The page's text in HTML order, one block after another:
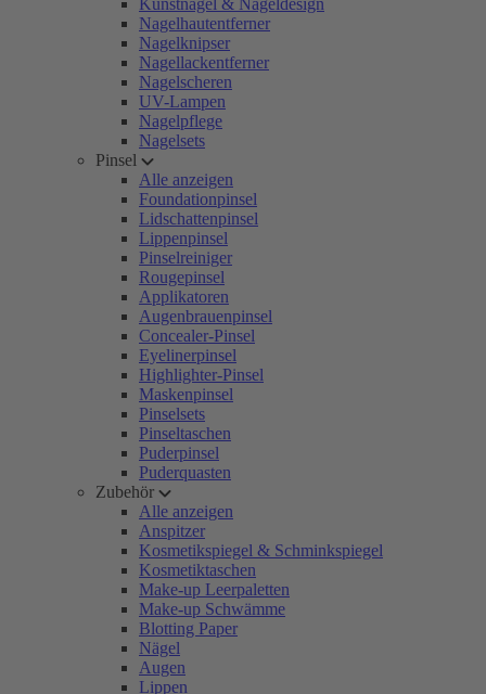
Kunstnägel & Nageldesign
Nagelhautentferner
Nagelknipser
Nagellackentferner
Nagelscheren
UV-Lampen
Nagelpflege
Nagelsets
Pinsel
Alle anzeigen
Foundationpinsel
Lidschattenpinsel
Lippenpinsel
Pinselreiniger
Rougepinsel
Applikatoren
Augenbrauenpinsel
Concealer-Pinsel
Eyelinerpinsel
Highlighter-Pinsel
Maskenpinsel
Pinselsets
Pinseltaschen
Puderpinsel
Puderquasten
Zubehör
Alle anzeigen
Anspitzer
Kosmetikspiegel & Schminkspiegel
Kosmetiktaschen
Make-up Leerpaletten
Make-up Schwämme
Blotting Paper
Nägel
Augen
Lippen